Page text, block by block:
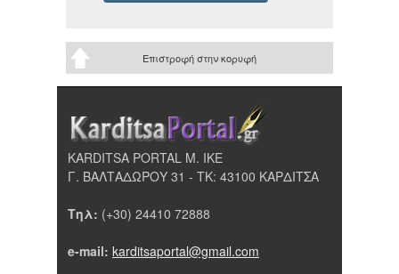
Επιστροφή στην κορυφή
KARDITSA PORTAL Μ. ΙΚΕ
Γ. ΒΑΛΤΑΔΩΡΟΥ 31 - ΤΚ: 43100 ΚΑΡΔΙΤΣΑ
Τηλ: (+30) 24410 72888
e-mail: karditsaportal@gmail.com